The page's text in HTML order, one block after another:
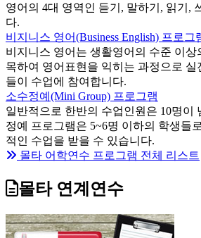
영어의 4대 영역인 듣기, 말하기, 읽기,
다.
비지니스 영어(Business English) 프로그
비지니스 영어는 생활영어의 수준 이상
목하여 영어표현을 익히는 과정으로 실
들이 수업에 참여합니다.
소수정예(Mini Group) 프로그램
일반적으로 한반의 수업인원은 10명이
정예 프로그램은 5~6명 이하의 학생들
적인 수업을 받을 수 있습니다.
몰타 어학연수 프로그램 전체 리스트
몰타 연계연수